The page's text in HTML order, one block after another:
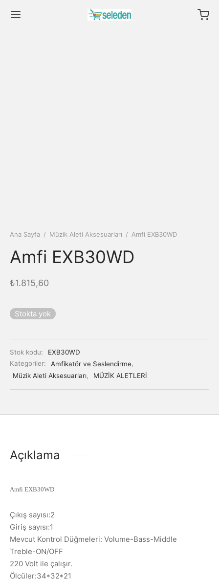
Ana Sayfa / Müzik Aleti Aksesuarları / Amfi EXB30WD
Amfi EXB30WD
₺1.815,60
Stokta yok
Stok kodu:
EXB30WD
Kategoriler:
Amfikatör ve Seslendirme,
Müzik Aleti Aksesuarları, MÜZİK ALETLERİ
Açıklama
Amfi EXB30WD
Çıkış sayısı:2
Giriş sayısı:1
Mevcut Kontrol Düğmeleri: Volume-Bass-Middle
Treble-ON/OFF
220 Volt ile çalışır.
Ölçüler:34*32*21